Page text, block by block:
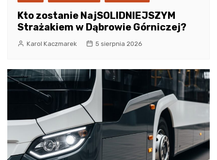
Kto zostanie NajSOLIDNIEJSZYM
Strażakiem w Dąbrowie Górniczej?
Karol Kaczmarek 5 sierpnia 2026